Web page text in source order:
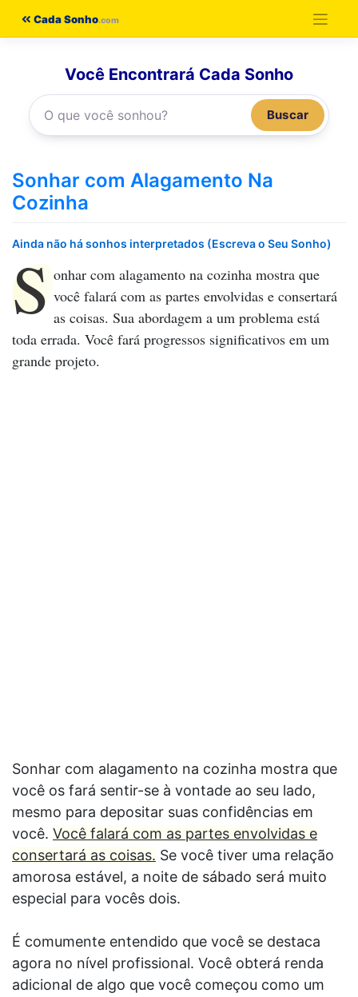
Cada Sonho
Você Encontrará Cada Sonho
Buscar
Sonhar com Alagamento Na
Cozinha
Ainda não há sonhos interpretados (Escreva o Seu Sonho)
S onhar com alagamento na cozinha mostra que
você falará com as partes envolvidas e consertará
as coisas. Sua abordagem a um problema está
toda errada. Você fará progressos significativos em um
grande projeto.
Sonhar com alagamento na cozinha mostra que
você os fará sentir-se à vontade ao seu lado,
mesmo para depositar suas confidências em
você. Você falará com as partes envolvidas e
consertará as coisas. Se você tiver uma relação
amorosa estável, a noite de sábado será muito
especial para vocês dois.
É comumente entendido que você se destaca
agora no nível profissional. Você obterá renda
adicional de algo que você começou como um